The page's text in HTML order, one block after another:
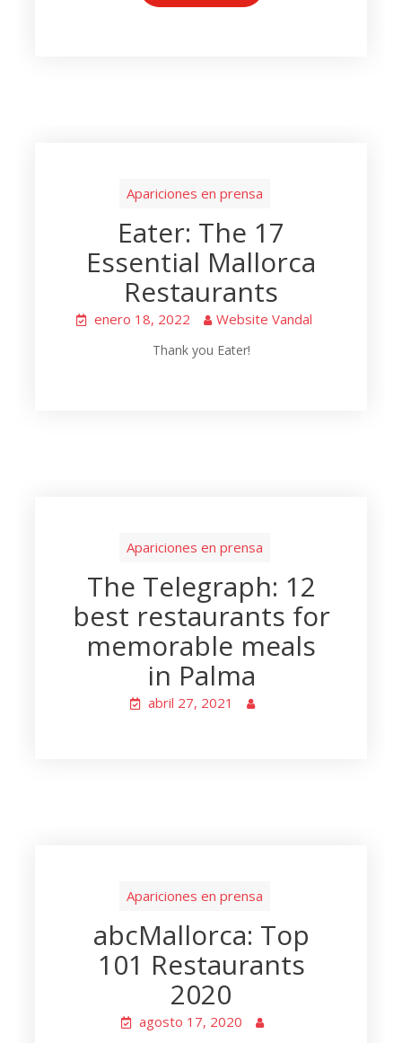
Apariciones en prensa
Eater: The 17
Essential Mallorca
Restaurants
enero 18, 2022 Website Vandal
Thank you Eater!
Apariciones en prensa
The Telegraph: 12
best restaurants for
memorable meals
in Palma
abril 27, 2021
Apariciones en prensa
abcMallorca: Top
101 Restaurants
2020
agosto 17, 2020